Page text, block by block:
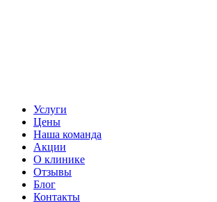
Услуги
Цены
Наша команда
Акции
О клинике
Отзывы
Блог
Контакты